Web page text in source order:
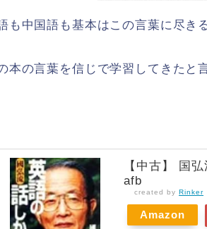
も中国語も基本はこの言葉に尽き
本の言葉を信じで学習してきたと
【中古】 国
afb
created by Rinker
Amazon